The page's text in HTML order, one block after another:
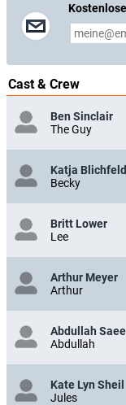
Cast & Crew
Ben Sinclair
The Guy
Katja Blichfeld
Becky
Britt Lower
Lee
Arthur Meyer
Arthur
Abdullah
Abdullah
Kate Lyn Sheil
Jules